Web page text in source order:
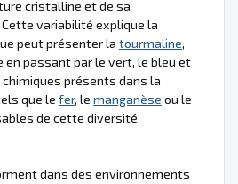
cristalline et de sa
variabilité explique la
peut présenter la tourmaline,
en passant par le vert, le bleu et
présents dans la
que le fer, le manganèse ou le
de cette diversité
dans des environnements